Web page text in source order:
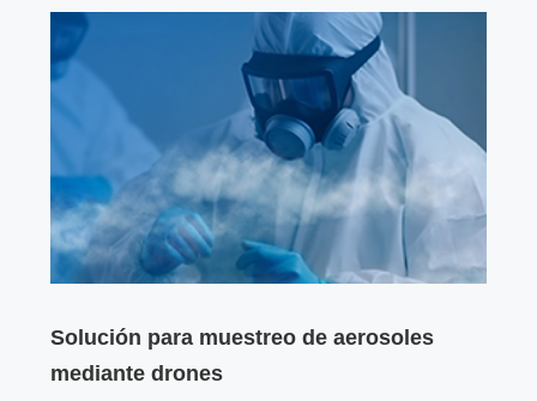
Solución para muestreo de aerosoles
mediante drones